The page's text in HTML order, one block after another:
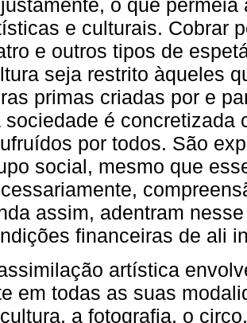
o que
e culturais. Cobrar
e outros tipos de
seja restrito àqueles
primas criadas por e
sociedade é concretizada
por todos. São
social, mesmo que
assim, adentram
financeiras de ali
artística
em todas as suas
a fotografia, o